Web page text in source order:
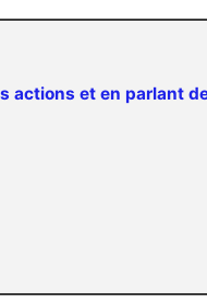
et en parlant